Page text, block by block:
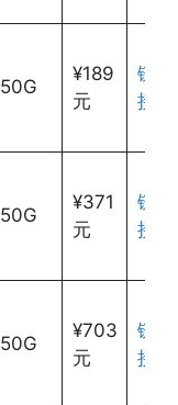
50G
¥189
元
链
接
50G
¥371
元
链
接
50G
¥703
元
链
接